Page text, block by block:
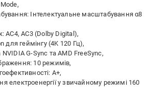
Інтелектуальне масштабування α8
AC4, AC3 (Dolby Digital)
для геймінгу (4K 120 Гц)
NVIDIA G-Sync та AMD FreeSync
10 режимів
A+
електроенергії у звичайному режимі 160